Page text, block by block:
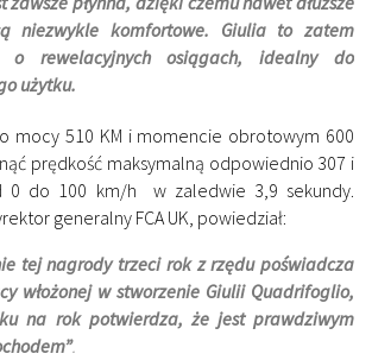
niezwykle komfortowe. Giulia to zatem
o rewelacyjnych osiągach, idealny do
użytku.
mocy 510 KM i momencie obrotowym 600
prędkość maksymalną odpowiednio 307 i
0 do 100 km/h w zaledwie 3,9 sekundy.
generalny FCA UK, powiedział:
tej nagrody trzeci rok z rzędu poświadcza
włożonej w stworzenie Giulii Quadrifoglio,
na rok potwierdza, że jest prawdziwym
.